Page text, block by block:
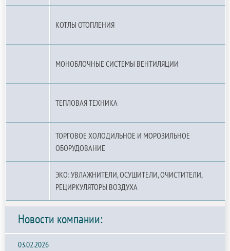
КОТЛЫ ОТОПЛЕНИЯ
МОНОБЛОЧНЫЕ СИСТЕМЫ ВЕНТИЛЯЦИИ
ТЕПЛОВАЯ ТЕХНИКА
ТОРГОВОЕ ХОЛОДИЛЬНОЕ И МОРОЗИЛЬНОЕ
ОБОРУДОВАНИЕ
ЭКО: УВЛАЖНИТЕЛИ, ОСУШИТЕЛИ, ОЧИСТИТЕЛИ,
РЕЦИРКУЛЯТОРЫ ВОЗДУХА
Новости компании:
03.02.2026